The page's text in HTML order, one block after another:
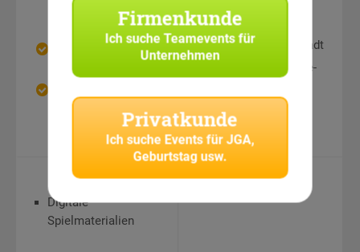
sehenswerten
Punkten in der Stadt
Geschützte Online-
Bildergalerie
Geschenkgutschein
Teamaufgaben an
sehenswerten
Punkten in der Stadt
Geschützte Online-
Equipment
Digitale
Spielmaterialien
Equipment
Firmenkunde
Ich sucheTeamevents für
Unternehmen
Privatkunde
Ich suche Events für JGA,
Geburtstag usw.